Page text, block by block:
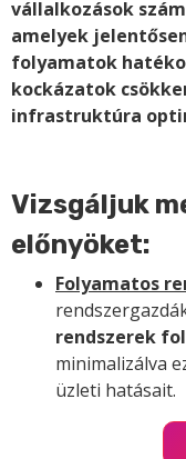
vállalkozások
amelyek
folyamatok
kockázatok
infrastruktúra
Vizsgáljuk
előnyöket:
Folyamatos
rendszerek
minimalizálva
üzleti hatásait.